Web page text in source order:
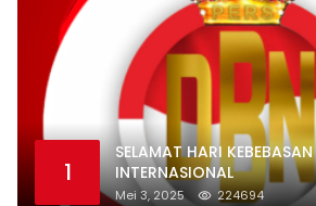
1
SELAMAT HARI KEBEBASAN
INTERNASIONAL
Mei 3, 2025 224694